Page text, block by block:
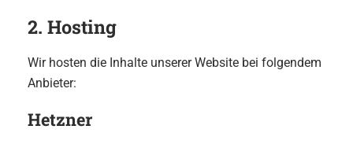
2. Hosting
Wir hosten die Inhalte unserer Website bei folgendem
Anbieter:
Hetzner